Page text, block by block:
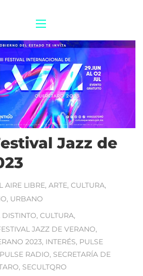
Jazz de
AIRE LIBRE, ARTE, CULTURA,
, URBANO
, CULTURA,
JAZZ DE VERANO,
2023, INTERÉS, PULSE
PULSE RADIO, SECRETARÍA DE
, SECULTQRO